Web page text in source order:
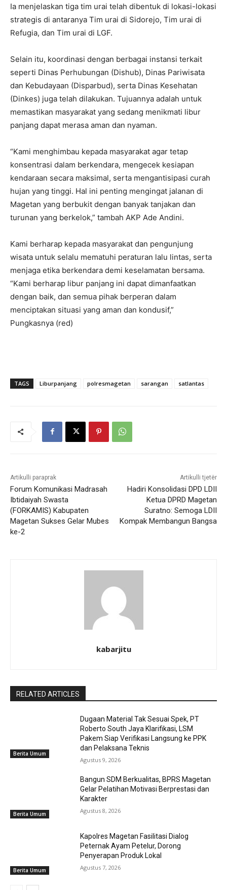
Ia menjelaskan tiga tim urai telah dibentuk di lokasi-lokasi
strategis di antaranya Tim urai di Sidorejo, Tim urai di
Refugia, dan Tim urai di LGF.
Selain itu, koordinasi dengan berbagai instansi terkait
seperti Dinas Perhubungan (Dishub), Dinas Pariwisata
dan Kebudayaan (Disparbud), serta Dinas Kesehatan
(Dinkes) juga telah dilakukan. Tujuannya adalah untuk
memastikan masyarakat yang sedang menikmati libur
panjang dapat merasa aman dan nyaman.
“Kami menghimbau kepada masyarakat agar tetap
konsentrasi dalam berkendara, mengecek kesiapan
kendaraan secara maksimal, serta mengantisipasi curah
hujan yang tinggi. Hal ini penting mengingat jalanan di
Magetan yang berbukit dengan banyak tanjakan dan
turunan yang berkelok,” tambah AKP Ade Andini.
Kami berharap kepada masyarakat dan pengunjung
wisata untuk selalu mematuhi peraturan lalu lintas, serta
menjaga etika berkendara demi keselamatan bersama.
“Kami berharap libur panjang ini dapat dimanfaatkan
dengan baik, dan semua pihak berperan dalam
menciptakan situasi yang aman dan kondusif,”
Pungkasnya (red)
TAGS Liburpanjang polresmagetan sarangan satlantas
Artikulli paraprak
Forum Komunikasi Madrasah
Ibtidaiyah Swasta
(FORKAMIS) Kabupaten
Magetan Sukses Gelar Mubes
ke-2
Artikulli tjetër
Hadiri Konsolidasi DPD LDII
Ketua DPRD Magetan
Suratno: Semoga LDII
Kompak Membangun Bangsa
kabarjitu
RELATED ARTICLES
Berita Umum
Dugaan Material Tak Sesuai Spek, PT
Roberto South Jaya Klarifikasi, LSM
Pakem Siap Verifikasi Langsung ke PPK
dan Pelaksana Teknis
Agustus 9, 2026
Berita Umum
Bangun SDM Berkualitas, BPRS Magetan
Gelar Pelatihan Motivasi Berprestasi dan
Karakter
Agustus 8, 2026
Berita Umum
Kapolres Magetan Fasilitasi Dialog
Peternak Ayam Petelur, Dorong
Penyerapan Produk Lokal
Agustus 7, 2026